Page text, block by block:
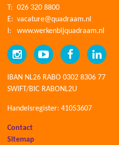
T:
026 320 8800
E: vacature@quadraam.nl
I:
www.werkenbijquadraam.nl
IBAN NL26 RABO 0302 8306 77
SWIFT/BIC RABONL2U
Handelsregister: 41053607
Contact
Sitemap